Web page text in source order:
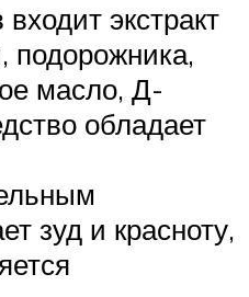
экстракт
подорожника,
масло, Д-
обладает
зуд и красноту,